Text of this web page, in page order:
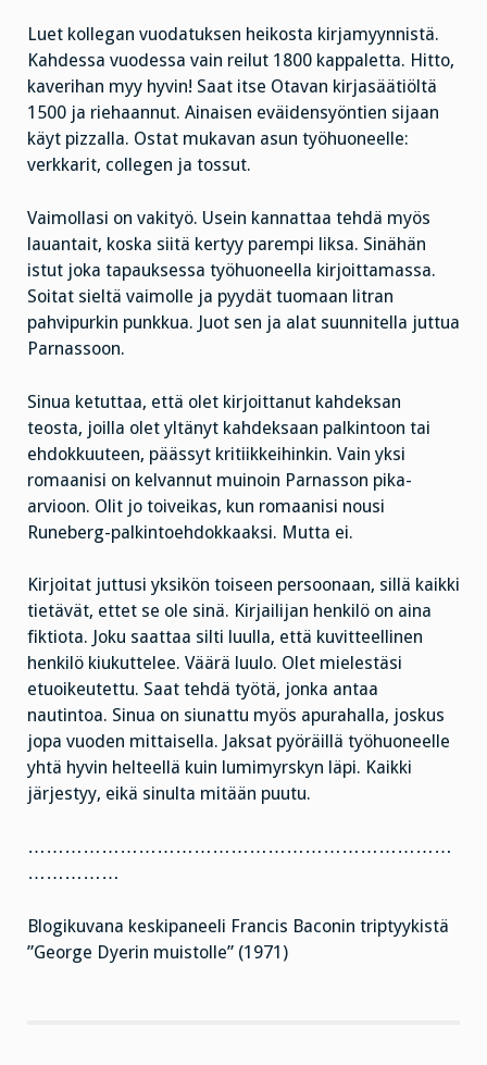
Luet kollegan vuodatuksen heikosta kirjamyynnistä.
Kahdessa vuodessa vain reilut 1800 kappaletta. Hitto,
kaverihan myy hyvin! Saat itse Otavan kirjasäätiöltä
1500 ja riehaannut. Ainaisen eväidensyöntien sijaan
käyt pizzalla. Ostat mukavan asun työhuoneelle:
verkkarit, collegen ja tossut.
Vaimollasi on vakityö. Usein kannattaa tehdä myös
lauantait, koska siitä kertyy parempi liksa. Sinähän
istut joka tapauksessa työhuoneella kirjoittamassa.
Soitat sieltä vaimolle ja pyydät tuomaan litran
pahvipurkin punkkua. Juot sen ja alat suunnitella juttua
Parnassoon.
Sinua ketuttaa, että olet kirjoittanut kahdeksan
teosta, joilla olet yltänyt kahdeksaan palkintoon tai
ehdokkuuteen, päässyt kritiikkeihinkin. Vain yksi
romaanisi on kelvannut muinoin Parnasson pika-
arvioon. Olit jo toiveikas, kun romaanisi nousi
Runeberg-palkintoehdokkaaksi. Mutta ei.
Kirjoitat juttusi yksikön toiseen persoonaan, sillä kaikki
tietävät, ettet se ole sinä. Kirjailijan henkilö on aina
fiktiota. Joku saattaa silti luulla, että kuvitteellinen
henkilö kiukuttelee. Väärä luulo. Olet mielestäsi
etuoikeutettu. Saat tehdä työtä, jonka antaa
nautintoa. Sinua on siunattu myös apurahalla, joskus
jopa vuoden mittaisella. Jaksat pyöräillä työhuoneelle
yhtä hyvin helteellä kuin lumimyrskyn läpi. Kaikki
järjestyy, eikä sinulta mitään puutu.
……………………………………………………………
……………
Blogikuvana keskipaneeli Francis Baconin triptyykistä
”George Dyerin muistolle” (1971)